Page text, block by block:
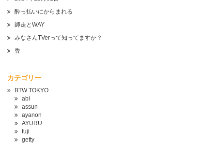
酔っ払いにからまれる
師走とWAY
みなさんTVerって知ってますか？
香
カテゴリー
BTW TOKYO
abi
assun
ayanon
AYURU
fuji
getty